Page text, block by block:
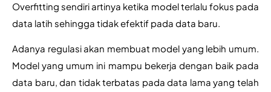
Overfitting sendiri artinya ketika model terlalu fokus pada
data latih sehingga tidak efektif pada data baru.
Adanya regulasi akan membuat model yang lebih umum.
Model yang umum ini mampu bekerja dengan baik pada
data baru, dan tidak terbatas pada data lama yang telah